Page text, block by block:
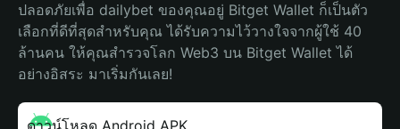
ปลอดภัยเพื่อ dailybet ของคุณอยู่ Bitget Wallet ก็เป็นตัว
เลือกที่ดีที่สุดสำหรับคุณ ได้รับความไว้วางใจจากผู้ใช้ 40
ล้านคน ให้คุณสำรวจโลก Web3 บน Bitget Wallet ได้
อย่างอิสระ มาเริ่มกันเลย!
ดาวน์โหลด Android APK